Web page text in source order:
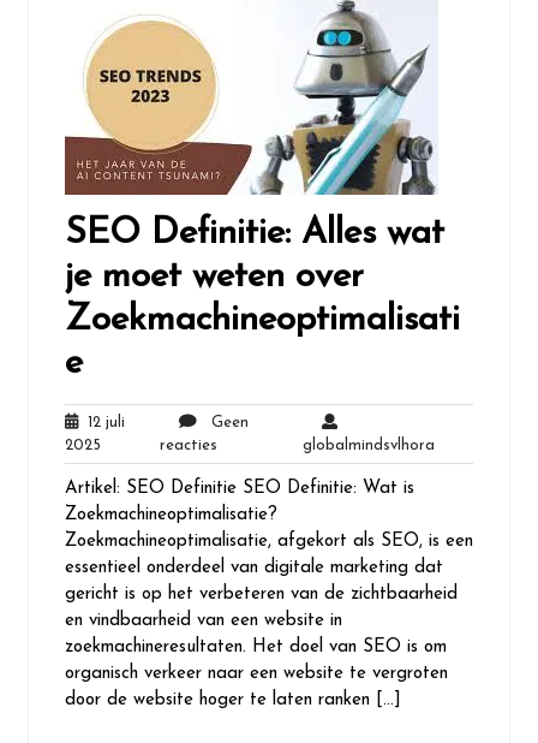
SEO Definitie: Alles wat
je moet weten over
Zoekmachineoptimalisati
e
12 juli
2025
juli
2025
Geen
reacties
reacties
globalmindsvlhora
Artikel: SEO Definitie SEO Definitie: Wat is
Zoekmachineoptimalisatie?
Zoekmachineoptimalisatie, afgekort als SEO, is een
essentieel onderdeel van digitale marketing dat
gericht is op het verbeteren van de zichtbaarheid
en vindbaarheid van een website in
zoekmachineresultaten. Het doel van SEO is om
organisch verkeer naar een website te vergroten
door de website hoger te laten ranken […]